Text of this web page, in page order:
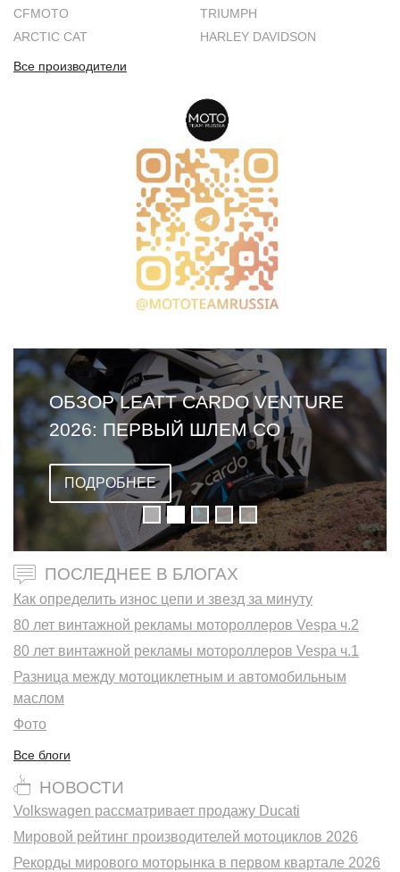
CFMOTO
TRIUMPH
ARCTIC CAT
HARLEY DAVIDSON
Все производители
ОБЗОР LEATT CARDO VENTURE
2026: ПЕРВЫЙ ШЛЕМ СО
ВСТРОЕННОЙ ГАРНИТУРОЙ
ПОДРОБНЕЕ
ПОСЛЕДНЕЕ В БЛОГАХ
Как определить износ цепи и звезд за минуту
80 лет винтажной рекламы мотороллеров Vespa ч.2
80 лет винтажной рекламы мотороллеров Vespa ч.1
Разница между мотоциклетным и автомобильным
маслом
Фото
Все блоги
НОВОСТИ
Volkswagen рассматривает продажу Ducati
Мировой рейтинг производителей мотоциклов 2026
Рекорды мирового моторынка в первом квартале 2026